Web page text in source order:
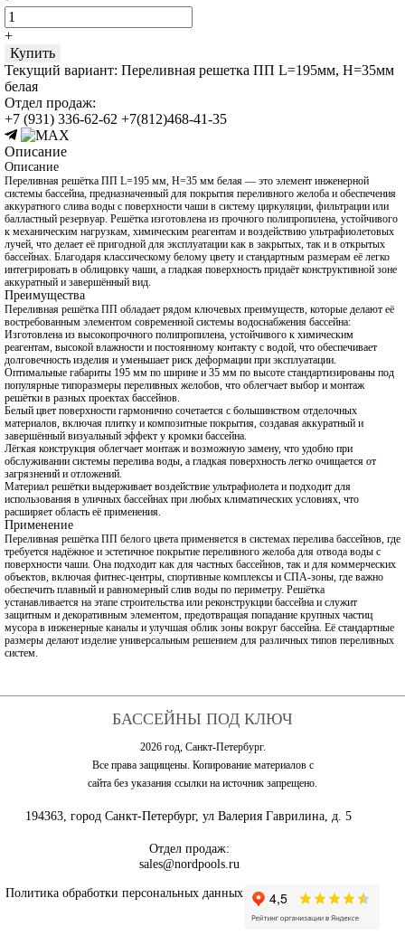
+
Купить
Текущий вариант: Переливная решетка ПП L=195мм, H=35мм
белая
Отдел продаж:
+7 (931) 336-62-62 +7(812)468-41-35
Описание
Описание
Переливная решётка ПП L=195 мм, H=35 мм белая — это элемент инженерной
системы бассейна, предназначенный для покрытия переливного желоба и обеспечения
аккуратного слива воды с поверхности чаши в систему циркуляции, фильтрации или
балластный резервуар. Решётка изготовлена из прочного полипропилена, устойчивого
к механическим нагрузкам, химическим реагентам и воздействию ультрафиолетовых
лучей, что делает её пригодной для эксплуатации как в закрытых, так и в открытых
бассейнах. Благодаря классическому белому цвету и стандартным размерам её легко
интегрировать в облицовку чаши, а гладкая поверхность придаёт конструктивной зоне
аккуратный и завершённый вид.
Преимущества
Переливная решётка ПП обладает рядом ключевых преимуществ, которые делают её
востребованным элементом современной системы водоснабжения бассейна:
Изготовлена из высокопрочного полипропилена, устойчивого к химическим
реагентам, высокой влажности и постоянному контакту с водой, что обеспечивает
долговечность изделия и уменьшает риск деформации при эксплуатации.
Оптимальные габариты 195 мм по ширине и 35 мм по высоте стандартизированы под
популярные типоразмеры переливных желобов, что облегчает выбор и монтаж
решётки в разных проектах бассейнов.
Белый цвет поверхности гармонично сочетается с большинством отделочных
материалов, включая плитку и композитные покрытия, создавая аккуратный и
завершённый визуальный эффект у кромки бассейна.
Лёгкая конструкция облегчает монтаж и возможную замену, что удобно при
обслуживании системы перелива воды, а гладкая поверхность легко очищается от
загрязнений и отложений.
Материал решётки выдерживает воздействие ультрафиолета и подходит для
использования в уличных бассейнах при любых климатических условиях, что
расширяет область её применения.
Применение
Переливная решётка ПП белого цвета применяется в системах перелива бассейнов, где
требуется надёжное и эстетичное покрытие переливного желоба для отвода воды с
поверхности чаши. Она подходит как для частных бассейнов, так и для коммерческих
объектов, включая фитнес-центры, спортивные комплексы и СПА-зоны, где важно
обеспечить плавный и равномерный слив воды по периметру. Решётка
устанавливается на этапе строительства или реконструкции бассейна и служит
защитным и декоративным элементом, предотвращая попадание крупных частиц
мусора в инженерные каналы и улучшая облик зоны вокруг бассейна. Её стандартные
размеры делают изделие универсальным решением для различных типов переливных
систем.
БАССЕЙНЫ ПОД КЛЮЧ
2026 год, Санкт-Петербург.
Все права защищены. Копирование материалов с
сайта без указания ссылки на источник запрещено.
194363, город Санкт-Петербург, ул Валерия Гаврилина, д. 5
Отдел продаж:
sales@nordpools.ru
Политика обработки персональных данных